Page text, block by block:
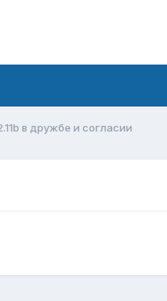
в дружбе и согласии